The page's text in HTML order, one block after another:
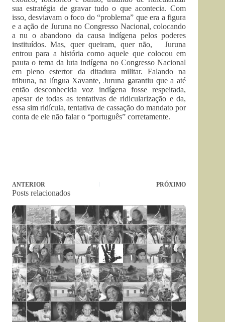
sua estratégia de gravar tudo o que acontecia. Com
isso, desviavam o foco do “problema” que era a figura
e a ação de Juruna no Congresso Nacional, colocando
a nu o abandono da causa indígena pelos poderes
instituídos. Mas, quer queiram, quer não, Juruna
entrou para a história como aquele que colocou em
pauta o tema da luta indígena no Congresso Nacional
em pleno estertor da ditadura militar. Falando na
tribuna, na língua Xavante, Juruna garantiu que a até
então desconhecida voz indígena fosse respeitada,
apesar de todas as tentativas de ridicularização e da,
essa sim ridícula, tentativa de cassação do mandato por
conta de ele não falar o “português” corretamente.
ANTERIOR PRÓXIMO
Posts relacionados